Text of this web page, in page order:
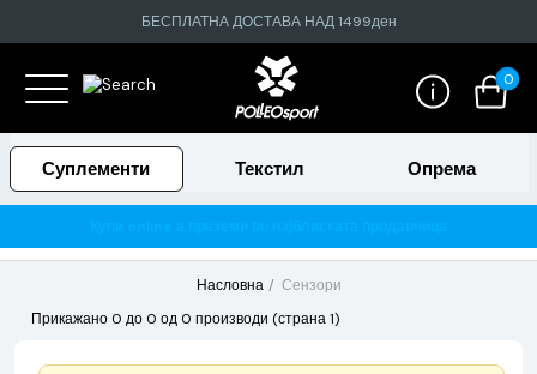
БЕСПЛАТНА ДОСТАВА НАД 1499ден
0
Суплементи Текстил Опрема
Насловна
Сензори
Прикажано 0 до 0 од 0 производи (страна 1)